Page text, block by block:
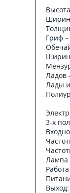
Гриф –
Ладов
Лады
3-х
Лампа